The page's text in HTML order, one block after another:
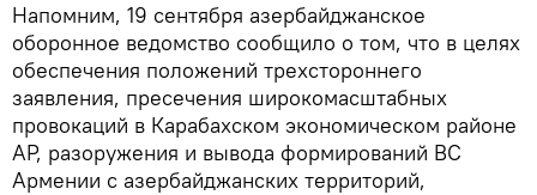
Напомним, 19 сентября азербайджанское
оборонное ведомство сообщило о том, что в целях
обеспечения положений трехстороннего
заявления, пресечения широкомасштабных
провокаций в Карабахском экономическом районе
АР, разоружения и вывода формирований ВС
Армении с азербайджанских территорий,